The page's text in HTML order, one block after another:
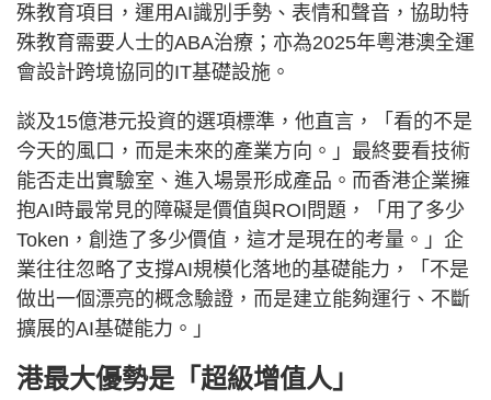
殊教育項目，運用AI識別手勢、表情和聲音，協助特
殊教育需要人士的ABA治療；亦為2025年粵港澳全運
會設計跨境協同的IT基礎設施。
談及15億港元投資的選項標準，他直言，「看的不是
今天的風口，而是未來的產業方向。」最終要看技術
能否走出實驗室、進入場景形成產品。而香港企業擁
抱AI時最常見的障礙是價值與ROI問題，「用了多少
Token，創造了多少價值，這才是現在的考量。」企
業往往忽略了支撐AI規模化落地的基礎能力，「不是
做出一個漂亮的概念驗證，而是建立能夠運行、不斷
擴展的AI基礎能力。」
港最大優勢是「超級增值人」